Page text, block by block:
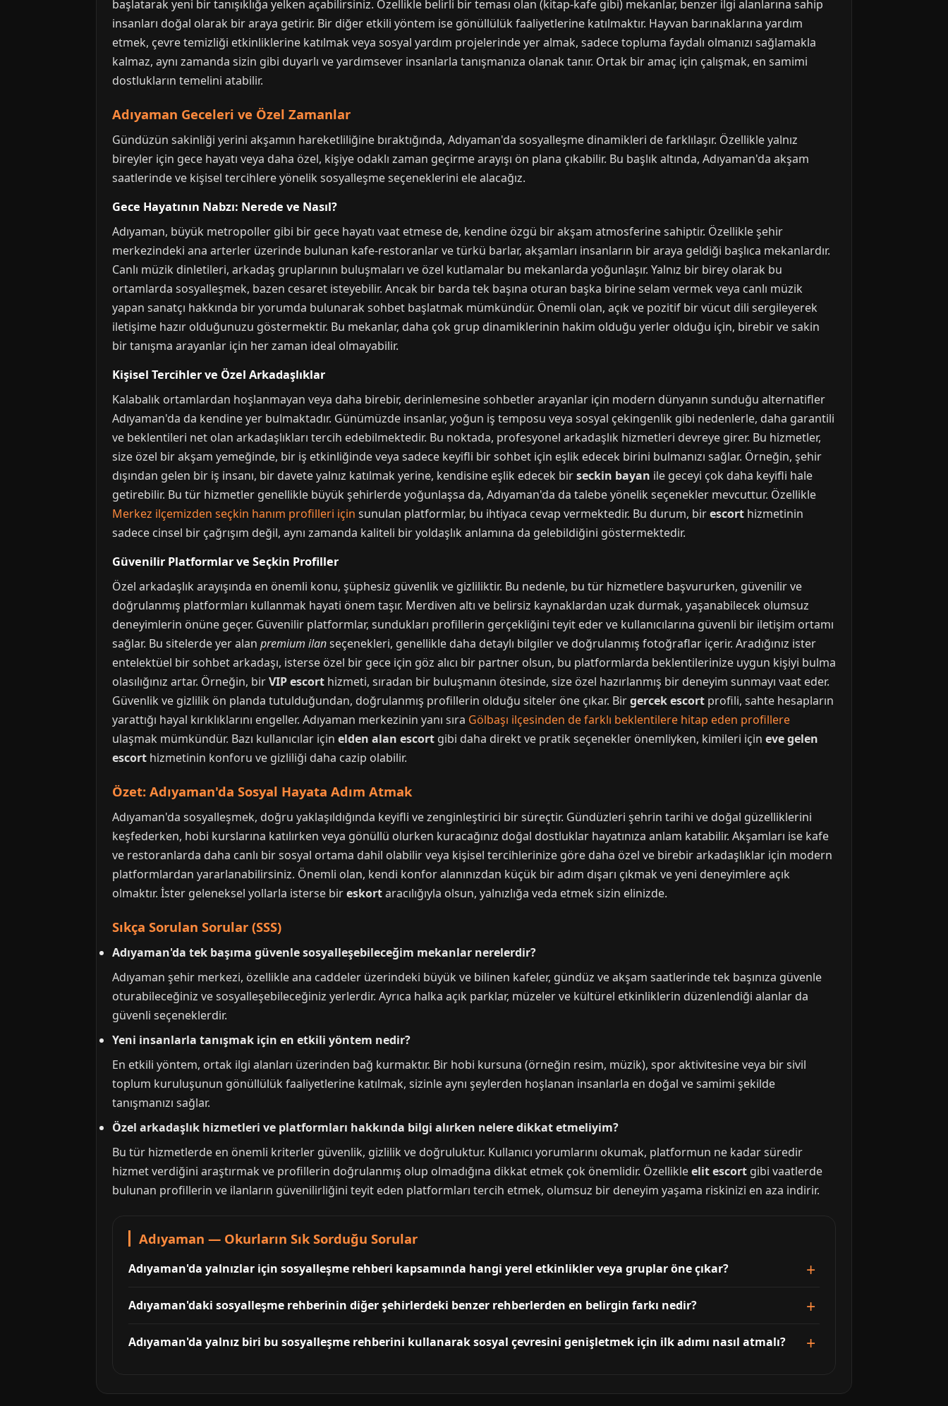
başlatarak yeni bir tanışıklığa yelken açabilirsiniz. Özellikle belirli bir teması olan (kitap-kafe gibi) mekanlar, benzer ilgi alanlarına sahip
insanları doğal olarak bir araya getirir. Bir diğer etkili yöntem ise gönüllülük faaliyetlerine katılmaktır. Hayvan barınaklarına yardım
etmek, çevre temizliği etkinliklerine katılmak veya sosyal yardım projelerinde yer almak, sadece topluma faydalı olmanızı sağlamakla
kalmaz, aynı zamanda sizin gibi duyarlı ve yardımsever insanlarla tanışmanıza olanak tanır. Ortak bir amaç için çalışmak, en samimi
dostlukların temelini atabilir.
Adıyaman Geceleri ve Özel Zamanlar
Gündüzün sakinliği yerini akşamın hareketliliğine bıraktığında, Adıyaman'da sosyalleşme dinamikleri de farklılaşır. Özellikle yalnız
bireyler için gece hayatı veya daha özel, kişiye odaklı zaman geçirme arayışı ön plana çıkabilir. Bu başlık altında, Adıyaman'da akşam
saatlerinde ve kişisel tercihlere yönelik sosyalleşme seçeneklerini ele alacağız.
Gece Hayatının Nabzı: Nerede ve Nasıl?
Adıyaman, büyük metropoller gibi bir gece hayatı vaat etmese de, kendine özgü bir akşam atmosferine sahiptir. Özellikle şehir
merkezindeki ana arterler üzerinde bulunan kafe-restoranlar ve türkü barlar, akşamları insanların bir araya geldiği başlıca mekanlardır.
Canlı müzik dinletileri, arkadaş gruplarının buluşmaları ve özel kutlamalar bu mekanlarda yoğunlaşır. Yalnız bir birey olarak bu
ortamlarda sosyalleşmek, bazen cesaret isteyebilir. Ancak bir barda tek başına oturan başka birine selam vermek veya canlı müzik
yapan sanatçı hakkında bir yorumda bulunarak sohbet başlatmak mümkündür. Önemli olan, açık ve pozitif bir vücut dili sergileyerek
iletişime hazır olduğunuzu göstermektir. Bu mekanlar, daha çok grup dinamiklerinin hakim olduğu yerler olduğu için, birebir ve sakin
bir tanışma arayanlar için her zaman ideal olmayabilir.
Kişisel Tercihler ve Özel Arkadaşlıklar
Kalabalık ortamlardan hoşlanmayan veya daha birebir, derinlemesine sohbetler arayanlar için modern dünyanın sunduğu alternatifler
Adıyaman'da da kendine yer bulmaktadır. Günümüzde insanlar, yoğun iş temposu veya sosyal çekingenlik gibi nedenlerle, daha garantili
ve beklentileri net olan arkadaşlıkları tercih edebilmektedir. Bu noktada, profesyonel arkadaşlık hizmetleri devreye girer. Bu hizmetler,
size özel bir akşam yemeğinde, bir iş etkinliğinde veya sadece keyifli bir sohbet için eşlik edecek birini bulmanızı sağlar. Örneğin, şehir
dışından gelen bir iş insanı, bir davete yalnız katılmak yerine, kendisine eşlik edecek birseckin bayan ile geceyi çok daha keyifli hale
getirebilir. Bu tür hizmetler genellikle büyük şehirlerde yoğunlaşsa da, Adıyaman'da da talebe yönelik seçenekler mevcuttur. Özellikle
Merkez ilçemizden seçkin hanım profilleri için sunulan platformlar, bu ihtiyaca cevap vermektedir. Bu durum, birescort hizmetinin
sadece cinsel bir çağrışım değil, aynı zamanda kaliteli bir yoldaşlık anlamına da gelebildiğini göstermektedir.
Güvenilir Platformlar ve Seçkin Profiller
Özel arkadaşlık arayışında en önemli konu, şüphesiz güvenlik ve gizliliktir. Bu nedenle, bu tür hizmetlere başvururken, güvenilir ve
doğrulanmış platformları kullanmak hayati önem taşır. Merdiven altı ve belirsiz kaynaklardan uzak durmak, yaşanabilecek olumsuz
deneyimlerin önüne geçer. Güvenilir platformlar, sundukları profillerin gerçekliğini teyit eder ve kullanıcılarına güvenli bir iletişim ortamı
sağlar. Bu sitelerde yer alan premium ilanseçenekleri, genellikle daha detaylı bilgiler ve doğrulanmış fotoğraflar içerir. Aradığınız ister
entelektüel bir sohbet arkadaşı, isterse özel bir gece için göz alıcı bir partner olsun, bu platformlarda beklentilerinize uygun kişiyi bulma
olasılığınız artar. Örneğin, birVIP escort hizmeti, sıradan bir buluşmanın ötesinde, size özel hazırlanmış bir deneyim sunmayı vaat eder.
Güvenlik ve gizlilik ön planda tutulduğundan, doğrulanmış profillerin olduğu siteler öne çıkar. Birgercek escort profili, sahte hesapların
yarattığı hayal kırıklıklarını engeller. Adıyaman merkezinin yanı sıra Gölbaşı ilçesinden de farklı beklentilere hitap eden profillere
ulaşmak mümkündür. Bazı kullanıcılar için elden alan escort gibi daha direkt ve pratik seçenekler önemliyken, kimileri için eve gelen
escort hizmetinin konforu ve gizliliği daha cazip olabilir.
Özet: Adıyaman'da Sosyal Hayata Adım Atmak
Adıyaman'da sosyalleşmek, doğru yaklaşıldığında keyifli ve zenginleştirici bir süreçtir. Gündüzleri şehrin tarihi ve doğal güzelliklerini
keşfederken, hobi kurslarına katılırken veya gönüllü olurken kuracağınız doğal dostluklar hayatınıza anlam katabilir. Akşamları ise kafe
ve restoranlarda daha canlı bir sosyal ortama dahil olabilir veya kişisel tercihlerinize göre daha özel ve birebir arkadaşlıklar için modern
platformlardan yararlanabilirsiniz. Önemli olan, kendi konfor alanınızdan küçük bir adım dışarı çıkmak ve yeni deneyimlere açık
olmaktır. İster geleneksel yollarla isterse bireskortaracılığıyla olsun, yalnızlığa veda etmek sizin elinizde.
Sıkça Sorulan Sorular (SSS)
Adıyaman'da tek başıma güvenle sosyalleşebileceğim mekanlar nerelerdir?
Adıyaman şehir merkezi, özellikle ana caddeler üzerindeki büyük ve bilinen kafeler, gündüz ve akşam saatlerinde tek başınıza güvenle
oturabileceğiniz ve sosyalleşebileceğiniz yerlerdir. Ayrıca halka açık parklar, müzeler ve kültürel etkinliklerin düzenlendiği alanlar da
güvenli seçeneklerdir.
Yeni insanlarla tanışmak için en etkili yöntem nedir?
En etkili yöntem, ortak ilgi alanları üzerinden bağ kurmaktır. Bir hobi kursuna (örneğin resim, müzik), spor aktivitesine veya bir sivil
toplum kuruluşunun gönüllülük faaliyetlerine katılmak, sizinle aynı şeylerden hoşlanan insanlarla en doğal ve samimi şekilde
tanışmanızı sağlar.
Özel arkadaşlık hizmetleri ve platformları hakkında bilgi alırken nelere dikkat etmeliyim?
Bu tür hizmetlerde en önemli kriterler güvenlik, gizlilik ve doğruluktur. Kullanıcı yorumlarını okumak, platformun ne kadar süredir
hizmet verdiğini araştırmak ve profillerin doğrulanmış olup olmadığına dikkat etmek çok önemlidir. Özellikleelit escort gibi vaatlerde
bulunan profillerin ve ilanların güvenilirliğini teyit eden platformları tercih etmek, olumsuz bir deneyim yaşama riskinizi en aza indirir.
Adıyaman — Okurların Sık Sorduğu Sorular
Adıyaman'da yalnızlar için sosyalleşme rehberi kapsamında hangi yerel etkinlikler veya gruplar öne çıkar?
Adıyaman'daki sosyalleşme rehberinin diğer şehirlerdeki benzer rehberlerden en belirgin farkı nedir?
Adıyaman'da yalnız biri bu sosyalleşme rehberini kullanarak sosyal çevresini genişletmek için ilk adımı nasıl atmalı?